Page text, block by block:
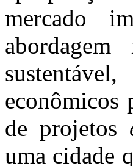
mercado
econômicos
de projetos
uma cidade